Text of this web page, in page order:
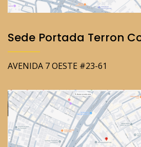
Sede Portada Terron
AVENIDA 7 OESTE #23-61